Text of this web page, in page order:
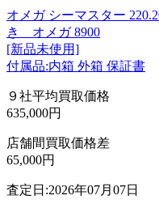
オメガ シーマスター
き オメガ 8900
[新品未使用]
付属品:内箱 外箱 保証書
９社平均買取価格
635,000円
店舗間買取価格差
65,000円
査定日:2026年07月07日